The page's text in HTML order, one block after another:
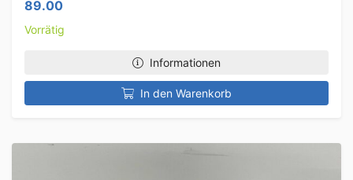
89.00
Vorrätig
Informationen
In den Warenkorb